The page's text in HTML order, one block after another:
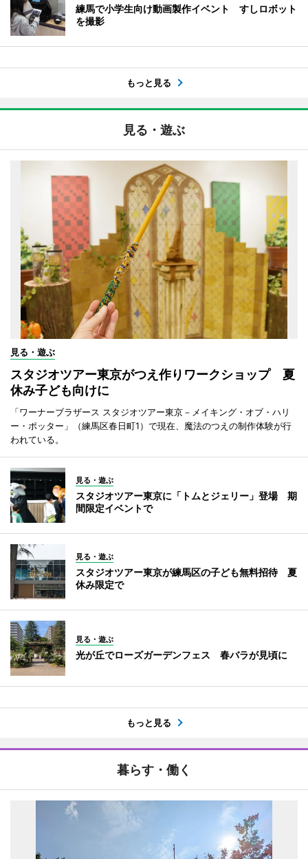
練馬で小学生向け動画製作イベント すしロボット
を撮影
もっと見る
見る・遊ぶ
見る・遊ぶ
スタジオツアー東京がつえ作りワークショップ 夏
休み子ども向けに
「ワーナーブラザース スタジオツアー東京－メイキング・オブ・ハリ
ー・ポッター」（練馬区春日町1）で現在、魔法のつえの制作体験が行
われている。
見る・遊ぶ
スタジオツアー東京に「トムとジェリー」登場 期
間限定イベントで
見る・遊ぶ
スタジオツアー東京が練馬区の子ども無料招待 夏
休み限定で
見る・遊ぶ
光が丘でローズガーデンフェス 春バラが見頃に
もっと見る
暮らす・働く